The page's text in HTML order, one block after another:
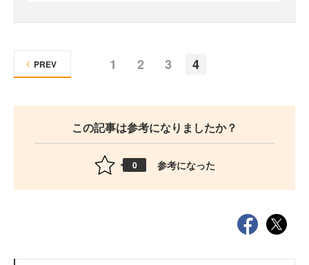
1 2 3 4
PREV
この記事は参考になりましたか？
0 参考になった